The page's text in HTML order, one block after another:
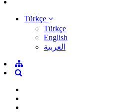
Türkçe
Türkçe
English
العربية